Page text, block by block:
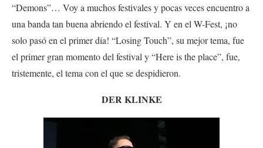
“Demons”… Voy a muchos festivales y pocas veces encuentro a
una banda tan buena abriendo el festival. Y en el W-Fest, ¡no
solo pasó en el primer día! “Losing Touch”, su mejor tema, fue
el primer gran momento del festival y “Here is the place”, fue,
tristemente, el tema con el que se despidieron.
DER KLINKE